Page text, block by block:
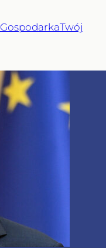
GospodarkaTwój